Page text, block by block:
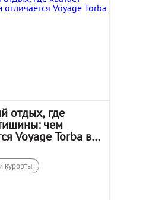
отдых, где
чем
Voyage Torba в
курорты